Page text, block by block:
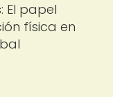
El papel
física en